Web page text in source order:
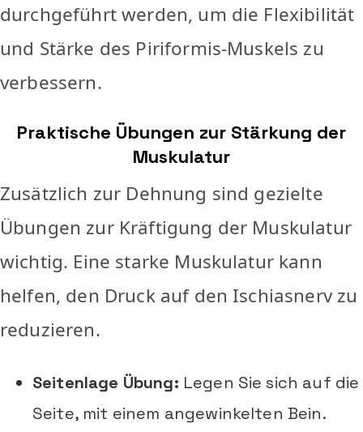
durchgeführt werden, um die Flexibilität
und Stärke des Piriformis-Muskels zu
verbessern.
Praktische Übungen zur Stärkung der
Muskulatur
Zusätzlich zur Dehnung sind gezielte
Übungen zur Kräftigung der Muskulatur
wichtig. Eine starke Muskulatur kann
helfen, den Druck auf den Ischiasnerv zu
reduzieren.
Seitenlage Übung: Legen Sie sich auf die
Seite, mit einem angewinkelten Bein.